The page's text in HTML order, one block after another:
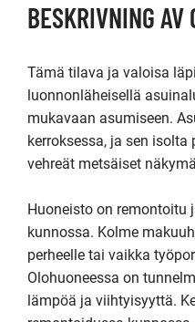
BESKRIVNING AV
Tämä tilava ja valoisa
luonnonläheisellä
mukavaan asumiseen.
kerroksessa, ja sen
vehreät metsäiset
Huoneisto on remontoitu
kunnossa. Kolme
perheelle tai vaikka
Olohuoneessa on
lämpöä ja viihtyisyyttä.